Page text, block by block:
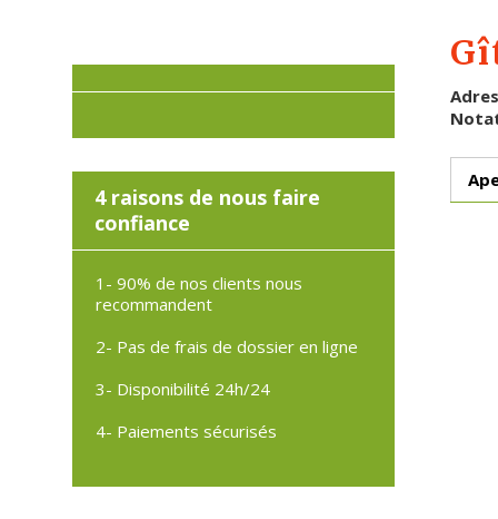
4 raisons de nous faire
confiance
1- 90% de nos clients nous
recommandent
2- Pas de frais de dossier en ligne
3- Disponibilité 24h/24
4- Paiements sécurisés